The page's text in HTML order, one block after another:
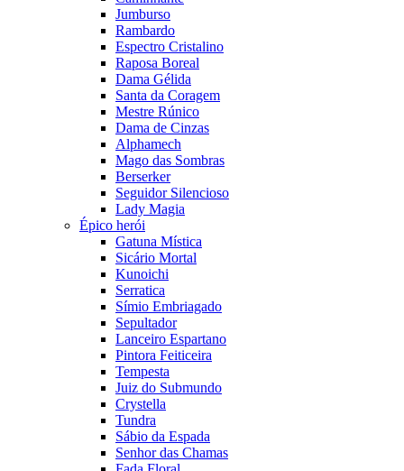
Jumburso
Rambardo
Espectro Cristalino
Raposa Boreal
Dama Gélida
Santa da Coragem
Mestre Rúnico
Dama de Cinzas
Alphamech
Mago das Sombras
Berserker
Seguidor Silencioso
Lady Magia
Épico herói
Gatuna Mística
Sicário Mortal
Kunoichi
Serratica
Símio Embriagado
Sepultador
Lanceiro Espartano
Pintora Feiticeira
Tempesta
Juiz do Submundo
Crystella
Tundra
Sábio da Espada
Senhor das Chamas